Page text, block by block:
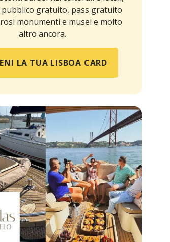
gratuito, pass gratuito
monumenti e musei e molto
altro ancora.
LA TUA LISBOA CARD